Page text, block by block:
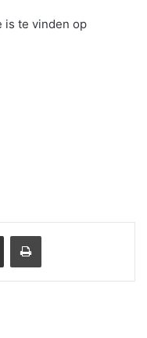
is te vinden op
Delen via Email Print